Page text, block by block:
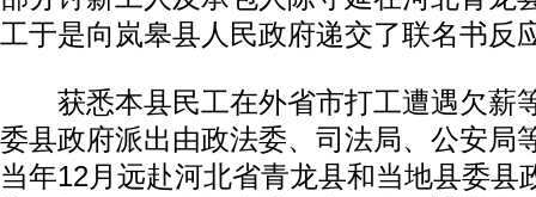
工于是向岚皋县人民政府递交了联名书反
获悉本县民工在外省市打工遭遇欠薪
委县政府派出由政法委、司法局、公安局
当年12月远赴河北省青龙县和当地县委县